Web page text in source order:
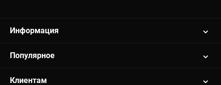
Информация
Популярное
Клиентам